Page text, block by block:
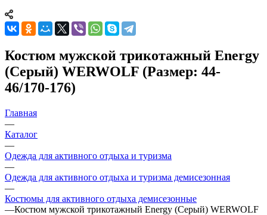
Костюм мужской трикотажный Energy
(Серый) WERWOLF (Размер: 44-
46/170-176)
Главная
—
Каталог
—
Одежда для активного отдыха и туризма
—
Одежда для активного отдыха и туризма демисезонная
—
Костюмы для активного отдыха демисезонные
—Костюм мужской трикотажный Energy (Серый) WERWOLF